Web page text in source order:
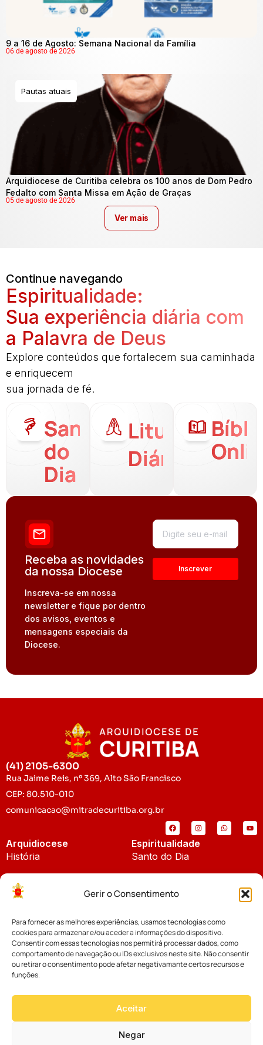
Gerir o Consentimento
Para fornecer as melhores experiências, usamos tecnologias como
cookies para armazenar e/ou aceder a informações do dispositivo.
Consentir com essas tecnologias nos permitirá processar dados, como
comportamento de navegação ou IDs exclusivos neste site. Não consentir
ou retirar o consentimento pode afetar negativamante certos recursos e
funções.
Aceitar
Negar
9 a 16 de Agosto: Semana Nacional da Família
06 de agosto de 2026
Pautas atuais
Arquidiocese de Curitiba celebra os 100 anos de Dom Pedro
Fedalto com Santa Missa em Ação de Graças
05 de agosto de 2026
Ver mais
Continue navegando
Espiritualidade:
Sua experiência diária com
a Palavra de Deus
Explore conteúdos que fortalecem sua caminhada
e enriquecem
sua jornada de fé.
Santo
do
Dia
Liturgia
Diária
Receba as novidades
da nossa Diocese
Inscreva-se em nossa
newsletter e fique por dentro
dos avisos, eventos e
mensagens especiais da
Diocese.
(41) 2105-6300
Rua Jaime Reis, nº 369, Alto São Francisco
CEP: 80.510-010
comunicacao@mitradecuritiba.org.br
Arquidiocese
História
Padroeira
Espiritualidade
Santo do Dia
Notícias
Notícias da Arquidiocese
Notícias Cáritas
Palavra dos Bispos
Cúria Diocesana
Fundo Diocesano
Vicariatos da Educação
Eventos